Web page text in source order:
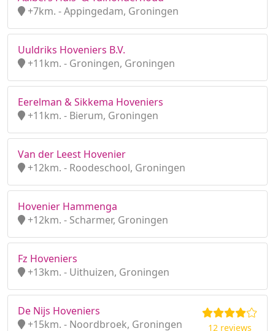
+7km. - Appingedam, Groningen
Uuldriks Hoveniers B.V.
+11km. - Groningen, Groningen
Eerelman & Sikkema Hoveniers
+11km. - Bierum, Groningen
Van der Leest Hovenier
+12km. - Roodeschool, Groningen
Hovenier Hammenga
+12km. - Scharmer, Groningen
Fz Hoveniers
+13km. - Uithuizen, Groningen
De Nijs Hoveniers
+15km. - Noordbroek, Groningen
12 reviews